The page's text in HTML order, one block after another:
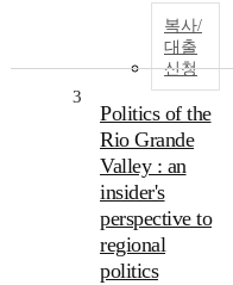
복사/
대출
신청
3
Politics of the
Rio Grande
Valley : an
insider's
perspective to
regional
politics